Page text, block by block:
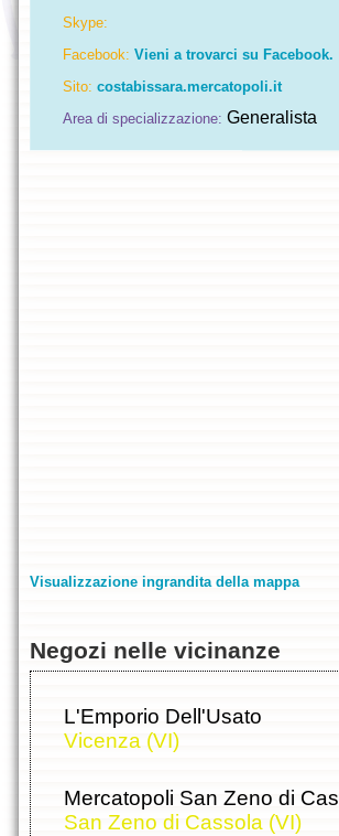
Skype:
Facebook: Vieni a trovarci su Facebook.
Sito: costabissara.mercatopoli.it
Area di specializzazione: Generalista
Visualizzazione ingrandita della mappa
Negozi nelle vicinanze
L'Emporio Dell'Usato
Vicenza (VI)
Mercatopoli San Zeno di
San Zeno di Cassola (VI)